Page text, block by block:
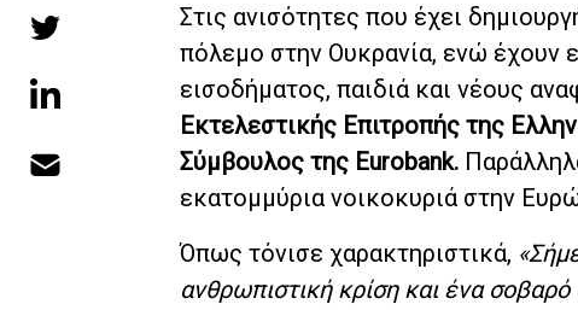
Στις ανισότητες που έχει
πόλεμο στην Ουκρανία, ενώ έχουν
εισοδήματος, παιδιά και νέους
Εκτελεστικής Επιτροπής της
Σύμβουλος της Eurobank.
εκατομμύρια νοικοκυριά στην
Όπως τόνισε χαρακτηριστικά,
ανθρωπιστική κρίση και ένα